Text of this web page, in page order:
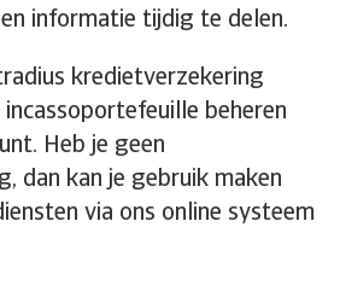
informatie tijdig te delen.
kredietverzekering
incassoportefeuille beheren
Heb je geen
dan kan je gebruik maken
via ons online systeem